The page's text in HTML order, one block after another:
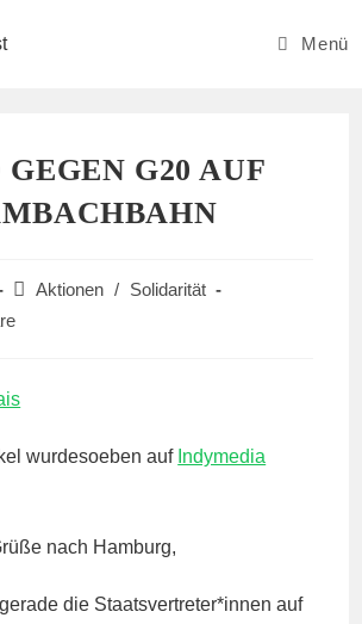
Menü
G20 AUF
Beitrags-
Kategorie:
Aktionen /
Solidarität
wurdesoeben auf Indymedia
nach Hamburg,
die Staatsvertreter*innen auf